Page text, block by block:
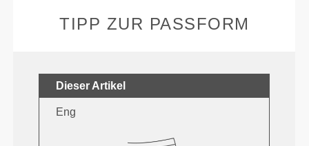
TIPP ZUR PASSFORM
Dieser Artikel
Eng